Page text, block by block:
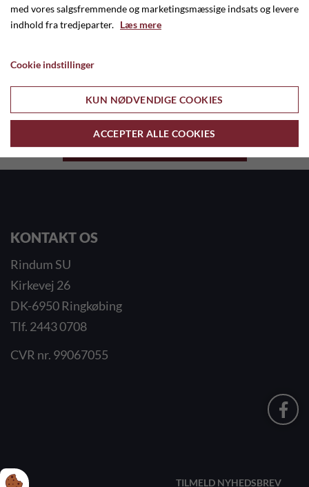
TILBAGE TIL RINDUM SU - HÅNDBOLD
TILBAGE TIL FORSIDEN
TILMELD NYHEDSBREV
KONTAKT OS
Rindum SU
Kirkevej 26
DK-6950 Ringkøbing
Tlf. 2443 0708
CVR nr. 99067055
med vores salgsfremmende og marketingsmæssige indsats og levere
indhold fra tredjeparter. Læs mere
Cookie indstillinger
KUN NØDVENDIGE COOKIES
ACCEPTER ALLE COOKIES